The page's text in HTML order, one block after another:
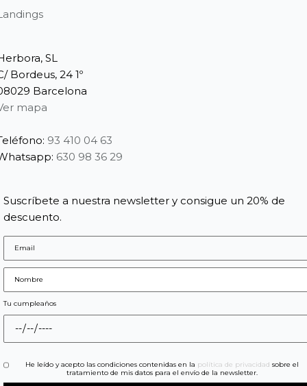
SL
Bordeus, 24 1º
Barcelona
mapa
93 410 04 63
630 98 36 29
Suscríbete a nuestra newsletter y consigue un 20% de
descuento.
Tu cumpleaños
He leído y acepto las condiciones contenidas en la política de privacidad sobre el
tratamiento de mis datos para el envío de la newsletter.